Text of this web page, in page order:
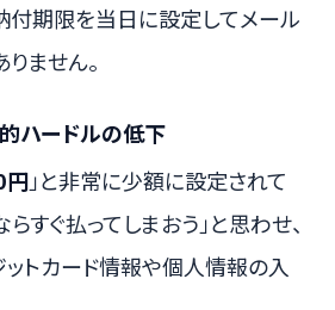
付期限を当日に設定してメール
ません。
ハードルの低下
円」と非常に少額に設定されて
らすぐ払ってしまおう」と思わせ、
ットカード情報や個人情報の入